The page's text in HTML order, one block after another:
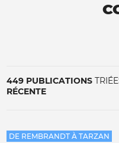
449 PUBLICATIONS
RÉCENTE
DE REMBRANDT À TARZAN